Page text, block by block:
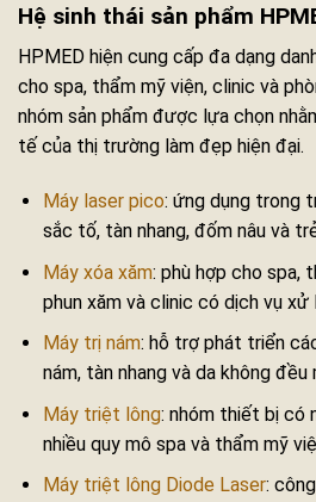
Hệ sinh thái sản phẩm
HPMED hiện cung cấp đa dạng
cho spa, thẩm mỹ viện, clinic và
nhóm sản phẩm được lựa chọn
tế của thị trường làm đẹp hiện đại.
Máy laser pico: ứng dụng trong
sắc tố, tàn nhang, đốm nâu và
Máy xóa xăm: phù hợp cho spa,
phun xăm và clinic có dịch vụ xử
Máy trị nám: hỗ trợ phát triển
nám, tàn nhang và da không đều
Máy triệt lông: nhóm thiết bị có
nhiều quy mô spa và thẩm mỹ
Máy triệt lông Diode Laser: